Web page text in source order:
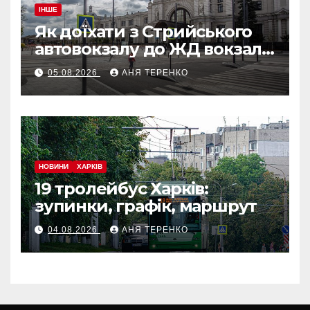
ІНШЕ
Як доїхати з Стрийського
автовокзалу до ЖД вокзалу
у Львові
05.08.2026 АНЯ ТЕРЕНКО
НОВИНИ ХАРКІВ
19 тролейбус Харків:
зупинки, графік, маршрут
04.08.2026 АНЯ ТЕРЕНКО